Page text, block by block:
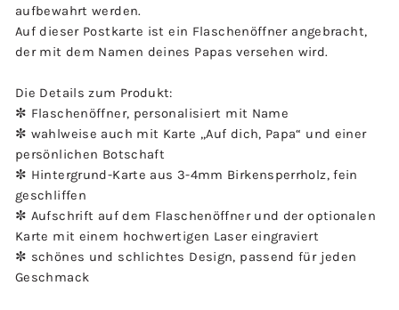
aufbewahrt werden.
Auf dieser Postkarte ist ein Flaschenöffner angebracht,
der mit dem Namen deines Papas versehen wird.
Die Details zum Produkt:
✼ Flaschenöffner, personalisiert mit Name
✼ wahlweise auch mit Karte „Auf dich, Papa“ und einer
persönlichen Botschaft
✼ Hintergrund-Karte aus 3-4mm Birkensperrholz, fein
geschliffen
✼ Aufschrift auf dem Flaschenöffner und der optionalen
Karte mit einem hochwertigen Laser eingraviert
✼ schönes und schlichtes Design, passend für jeden
Geschmack